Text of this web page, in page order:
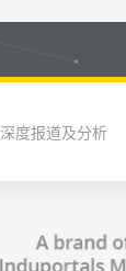
深度报道及分析